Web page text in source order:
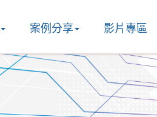
案例分享 影片專區